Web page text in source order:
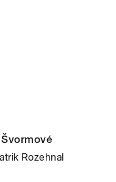
Rozehnal